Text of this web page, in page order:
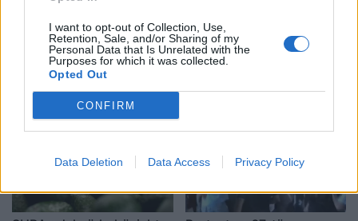
I want to opt-out of Collection, Use,
Retention, Sale, and/or Sharing of my
Personal Data that Is Unrelated with the
Purposes for which it was collected.
Opted Out
CONFIRM
Data Deletion Data Access Privacy Policy
Aksident fatal në Durrës,
makina përplas për vdekje
këmbësorin; drejtuesi
shoqërohet në polici
Kërcënim me bombë në
Milano, gjashtë qendra
mesazhit me email